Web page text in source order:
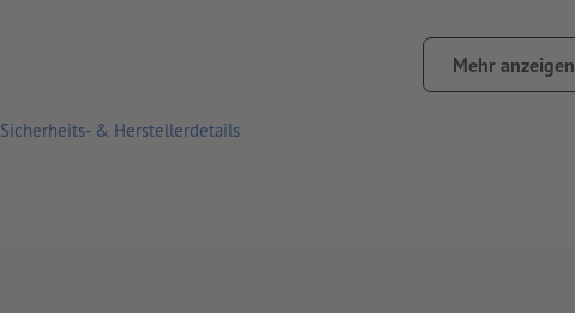
Mehr anzeigen
Sicherheits- & Herstellerdetails